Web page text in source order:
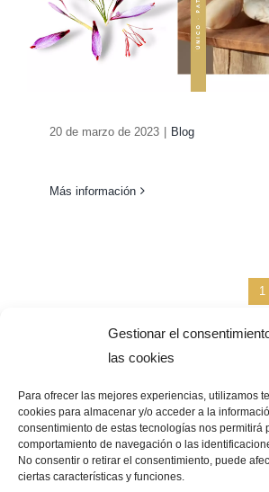
Gestionar el
las cookies
Para ofrecer las mejores experiencias, utilizamos
cookies para almacenar y/o acceder a la
consentimiento de estas tecnologías nos permitirá
comportamiento de navegación o las
No consentir o retirar el consentimiento, puede
ciertas características y funciones.
20 de marzo de 2023 | Blog
Más información
1
Pago Seguro –¿Que
© Copyright 2026 | GRUPO BIOCOSMÉTICA LA